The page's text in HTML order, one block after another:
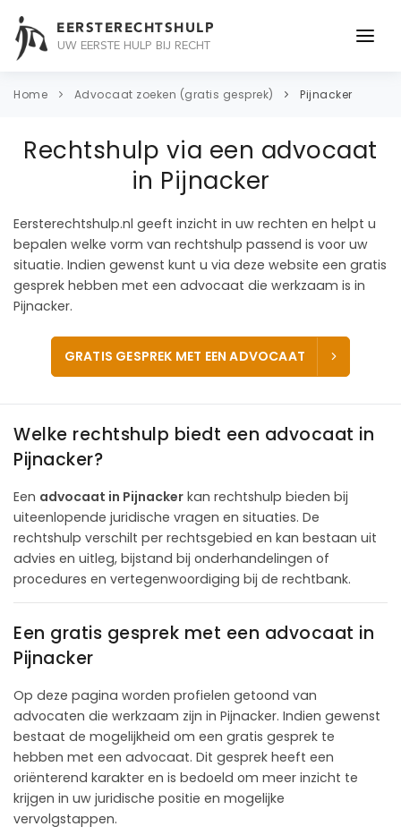
EERSTERECHTSHULP
UW EERSTE HULP BIJ RECHT
ONDERWERPEN
CONTACT
Home Advocaat zoeken (gratis gesprek) Pijnacker
Rechtshulp via een advocaat
in Pijnacker
Eersterechtshulp.nl geeft inzicht in uw rechten en helpt u
bepalen welke vorm van rechtshulp passend is voor uw
situatie. Indien gewenst kunt u via deze website een gratis
gesprek hebben met een advocaat die werkzaam is in
Pijnacker.
GRATIS GESPREK MET EEN ADVOCAAT
Welke rechtshulp biedt een advocaat in
Pijnacker?
Een advocaat in Pijnacker kan rechtshulp bieden bij
uiteenlopende juridische vragen en situaties. De
rechtshulp verschilt per rechtsgebied en kan bestaan uit
advies en uitleg, bijstand bij onderhandelingen of
procedures en vertegenwoordiging bij de rechtbank.
Een gratis gesprek met een advocaat in
Pijnacker
Op deze pagina worden profielen getoond van
advocaten die werkzaam zijn in Pijnacker. Indien gewenst
bestaat de mogelijkheid om een gratis gesprek te
hebben met een advocaat. Dit gesprek heeft een
oriënterend karakter en is bedoeld om meer inzicht te
krijgen in uw juridische positie en mogelijke
vervolgstappen.